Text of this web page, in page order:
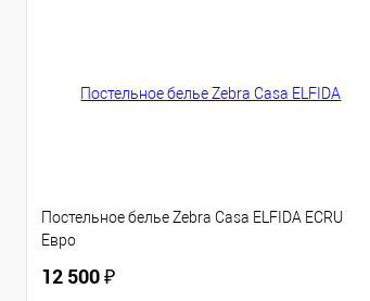
Постельное белье Zebra Casa ELFIDA ECRU
Евро
12 500 ₽